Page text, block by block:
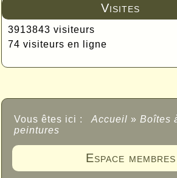
Visites
3913843 visiteurs
74 visiteurs en ligne
Vous êtes ici : Accueil » Boîtes
peintures
Espace membres